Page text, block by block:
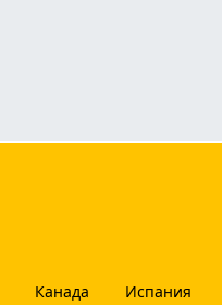
Канада Испания